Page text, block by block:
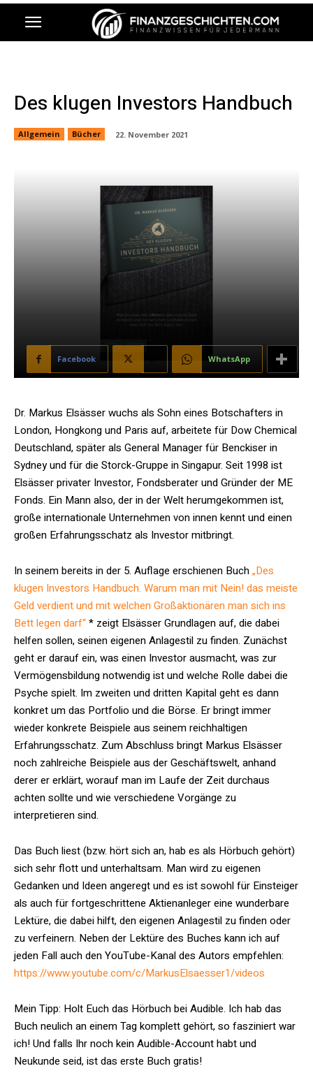
Des klugen Investors Handbuch
Allgemein Bücher 22. November 2021
Facebook WhatsApp
Dr. Markus Elsässer wuchs als Sohn eines Botschafters in
London, Hongkong und Paris auf, arbeitete für Dow Chemical
Deutschland, später als General Manager für Benckiser in
Sydney und für die Storck-Gruppe in Singapur. Seit 1998 ist
Elsässer privater Investor, Fondsberater und Gründer der ME
Fonds. Ein Mann also, der in der Welt herumgekommen ist,
große internationale Unternehmen von innen kennt und einen
großen Erfahrungsschatz als Investor mitbringt.
In seinem bereits in der 5. Auflage erschienen Buch„Des
klugen Investors Handbuch. Warum man mit Nein! das meiste
Geld verdient und mit welchen Großaktionären man sich ins
Bett legen darf“* zeigt Elsässer Grundlagen auf, die dabei
helfen sollen, seinen eigenen Anlagestil zu finden. Zunächst
geht er darauf ein, was einen Investor ausmacht, was zur
Vermögensbildung notwendig ist und welche Rolle dabei die
Psyche spielt. Im zweiten und dritten Kapital geht es dann
konkret um das Portfolio und die Börse. Er bringt immer
wieder konkrete Beispiele aus seinem reichhaltigen
Erfahrungsschatz. Zum Abschluss bringt Markus Elsässer
noch zahlreiche Beispiele aus der Geschäftswelt, anhand
derer er erklärt, worauf man im Laufe der Zeit durchaus
achten sollte und wie verschiedene Vorgänge zu
interpretieren sind.
Das Buch liest (bzw. hört sich an, hab es als Hörbuch gehört)
sich sehr flott und unterhaltsam. Man wird zu eigenen
Gedanken und Ideen angeregt und es ist sowohl für Einsteiger
als auch für fortgeschrittene Aktienanleger eine wunderbare
Lektüre, die dabei hilft, den eigenen Anlagestil zu finden oder
zu verfeinern. Neben der Lektüre des Buches kann ich auf
jeden Fall auch den YouTube-Kanal des Autors empfehlen:
https://www.youtube.com/c/MarkusElsaesser1/videos
Mein Tipp: Holt Euch das Hörbuch bei Audible. Ich hab das
Buch neulich an einem Tag komplett gehört, so fasziniert war
ich! Und falls Ihr noch kein Audible-Account habt und
Neukunde seid, ist das erste Buch gratis!